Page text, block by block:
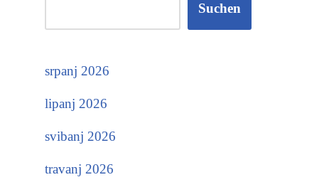
Suchen
srpanj 2026
lipanj 2026
svibanj 2026
travanj 2026